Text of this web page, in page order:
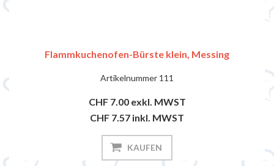
Flammkuchenofen-Bürste klein, Messing
Artikelnummer 111
CHF 7.00 exkl. MWST
CHF 7.57 inkl. MWST
KAUFEN